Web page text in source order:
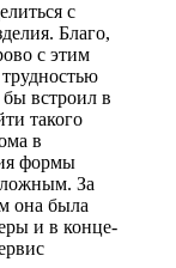
с
Благо,
с этим
встроил в
такого
в
формы
За
она была
и в конце-